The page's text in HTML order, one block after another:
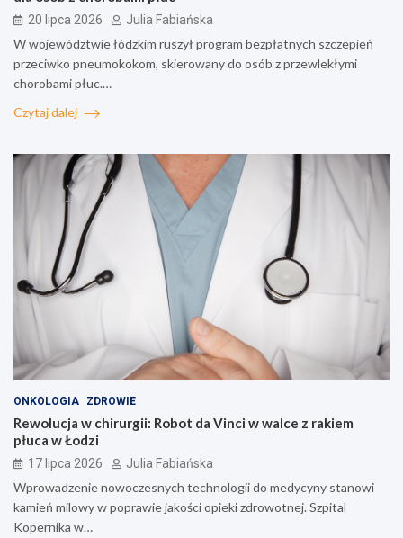
20 lipca 2026 Julia Fabiańska
W województwie łódzkim ruszył program bezpłatnych szczepień
przeciwko pneumokokom, skierowany do osób z przewlekłymi
chorobami płuc.…
Czytaj dalej
ONKOLOGIA ZDROWIE
Rewolucja w chirurgii: Robot da Vinci w walce z rakiem
płuca w Łodzi
17 lipca 2026 Julia Fabiańska
Wprowadzenie nowoczesnych technologii do medycyny stanowi
kamień milowy w poprawie jakości opieki zdrowotnej. Szpital
Kopernika w…